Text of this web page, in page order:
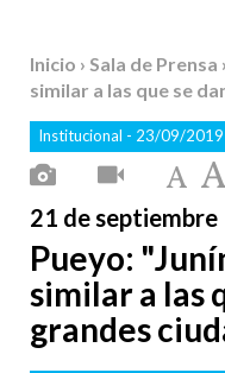
Inicio › Sala de Prensa
similar a las que se
Institucional - 23/09/2019
21 de septiembre
Pueyo:
similar a las
grandes